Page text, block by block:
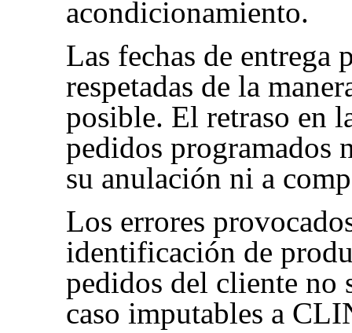
acondicionamiento.
Las fechas de entrega
respetadas de la
posible. El retraso en
pedidos programados
su anulación ni a
Los errores
identificación de
pedidos del cliente no
caso imputables a